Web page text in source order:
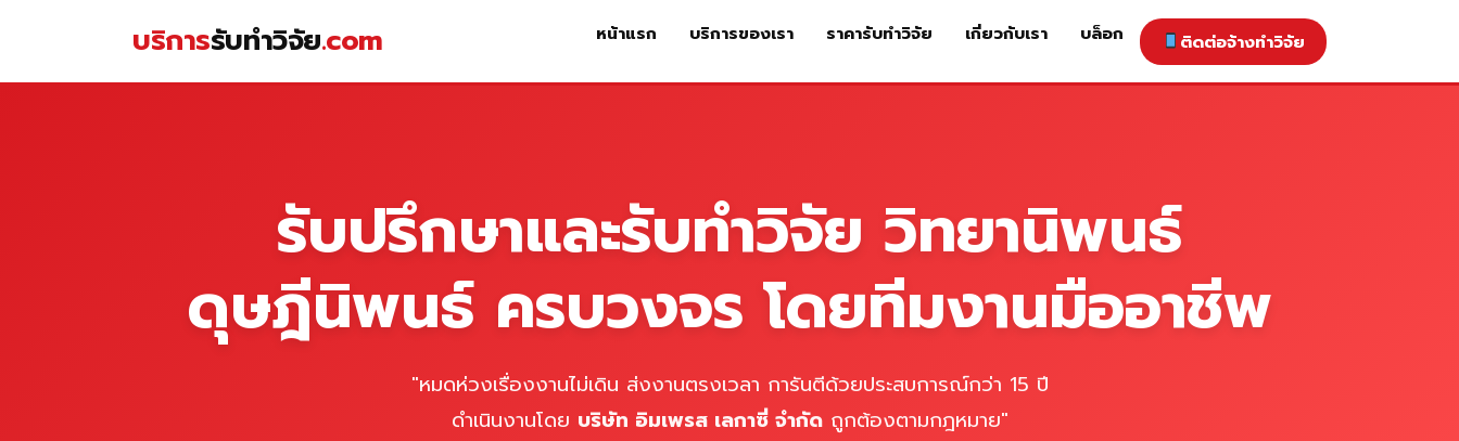
หน้าแรก บริการของเรา ราคารับทำวิจัย ติดต่อจ้างทำวิจัย เกี่ยวกับเรา
บริการรับทำวิจัย.com หน้าแรก บริการของเรา ราคารับทำวิจัย เกี่ยวกับเรา บล็อก ติดต่อจ้างทำวิจัย
รับปรึกษาและรับทำวิจัย วิทยานิพนธ์
ดุษฎีนิพนธ์ ครบวงจร โดยทีมงานมืออาชีพ
"หมดห่วงเรื่องงานไม่เดิน ส่งงานตรงเวลา การันตีด้วยประสบการณ์กว่า 15 ปี
ดำเนินงานโดย บริษัท อิมเพรส เลกาซี่ จำกัดถูกต้องตามกฎหมาย"